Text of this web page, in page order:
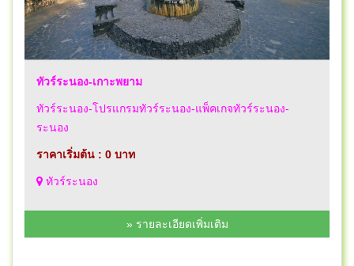
ทัวร์ระนอง-เกาะพยาม
ทัวร์ระนอง-โปรแกรมทัวร์ระนอง-แพ็คเกจทัวร์ระนอง-
ระนอง
ราคาเริ่มต้น : 0 บาท
ทัวร์ระนอง
» รายละเอียดเพิ่มเติม